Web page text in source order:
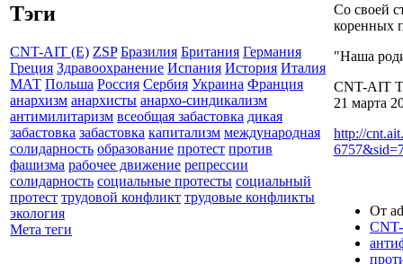
Тэги
CNT-AIT (E) ZSP Бразилия Британия Германия
Греция Здравоохранение Испания История Италия
МАТ Польша Россия Сербия Украина Франция
анархизм анархисты анархо-синдикализм
антимилитаризм всеобщая забастовка дикая
забастовка забастовка капитализм международная
солидарность образование протест против
фашизма рабочее движение репрессии
солидарность социальные протесты социальный
протест трудовой конфликт трудовые конфликты
экология
Мета теги
Со своей
коренных
"Наша
CNT-AIT
21 марта
http://
6757&sid=
От